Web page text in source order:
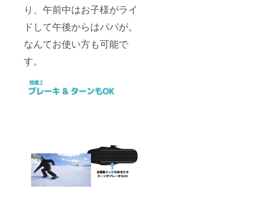
り、午前中はお子様がライ
ドして午後からはパパが。
なんてお使い方も可能で
す。